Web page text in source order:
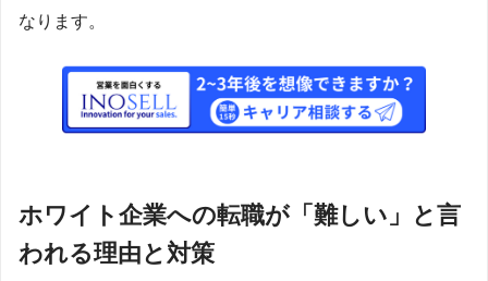
なります。
ホワイト企業への転職が「難しい」と言
われる理由と対策